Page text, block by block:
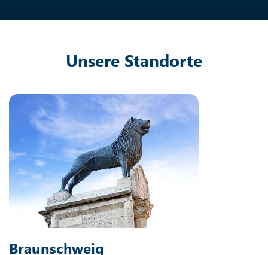
Unsere Standorte
Braunschweig